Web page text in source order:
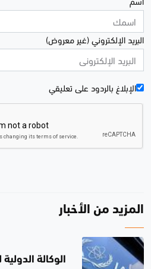
البريد الإلكتروني (غير معروض)
الإبلاغ بالردود علی تعليقي
المزيد من الأخبار
الوكالة